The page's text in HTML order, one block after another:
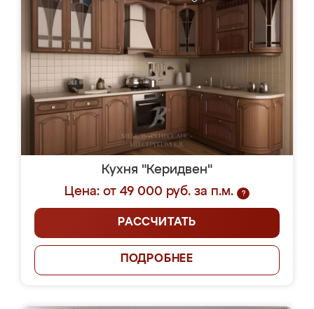
Кухня "Керидвен"
Цена: от 49 000 руб. за п.м.
?
РАССЧИТАТЬ
ПОДРОБНЕЕ